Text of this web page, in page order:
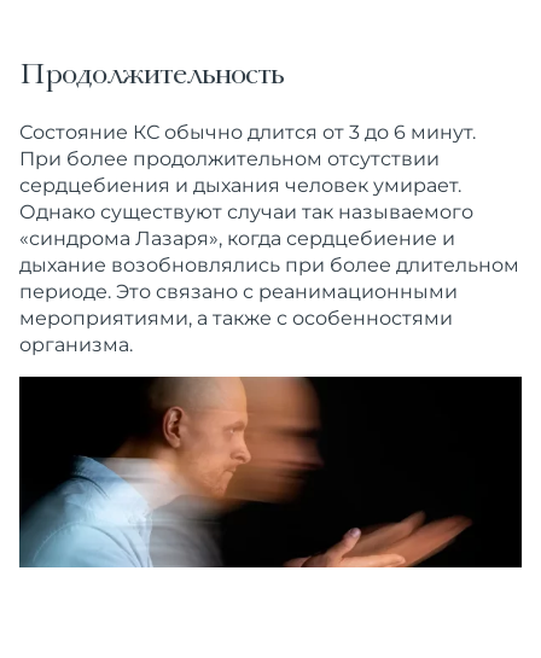
Продолжительность
Состояние КС обычно длится от 3 до 6 минут.
При более продолжительном отсутствии
сердцебиения и дыхания человек умирает.
Однако существуют случаи так называемого
«синдрома Лазаря», когда сердцебиение и
дыхание возобновлялись при более длительном
периоде. Это связано с реанимационными
мероприятиями, а также с особенностями
организма.